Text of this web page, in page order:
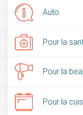
Auto
Pour la
Pour la
Pour la